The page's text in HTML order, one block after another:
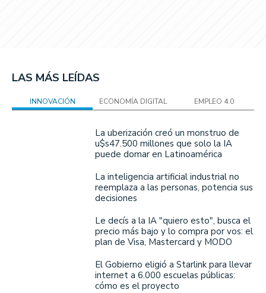
LAS MÁS LEÍDAS
INNOVACIÓN ECONOMÍA DIGITAL EMPLEO 4.0
La uberización creó un monstruo de
u$s47.500 millones que solo la IA
puede domar en Latinoamérica
La inteligencia artificial industrial no
reemplaza a las personas, potencia sus
decisiones
Le decís a la IA "quiero esto", busca el
precio más bajo y lo compra por vos: el
plan de Visa, Mastercard y MODO
El Gobierno eligió a Starlink para llevar
internet a 6.000 escuelas públicas:
cómo es el proyecto